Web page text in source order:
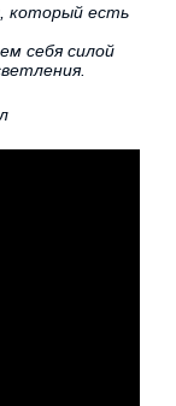
который есть
себя силой